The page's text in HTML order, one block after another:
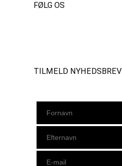
FØLG OS
TILMELD NYHEDSBREV